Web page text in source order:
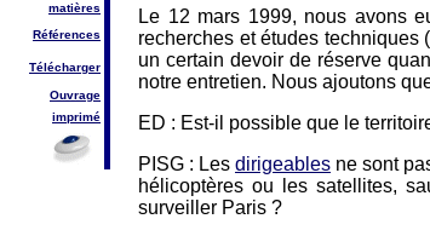
matières
Références
Télécharger
Ouvrage
imprimé
Le 12 mars 1999, nous avons
recherches et études techniques
un certain devoir de réserve
notre entretien. Nous ajoutons
ED : Est-il possible que le
PISG : Les dirigeables ne sont
hélicoptères ou les satellites,
surveiller Paris ?